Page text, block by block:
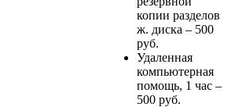
копии разделов
ж. диска – 500
руб.
Удаленная
компьютерная
помощь, 1 час –
500 руб.